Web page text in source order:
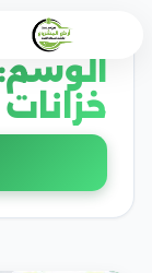
خزانات